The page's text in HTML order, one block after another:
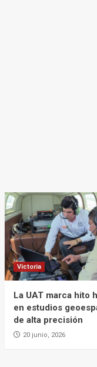
Victoria
La UAT marca hito
en estudios
de alta precisión
20 junio, 2026